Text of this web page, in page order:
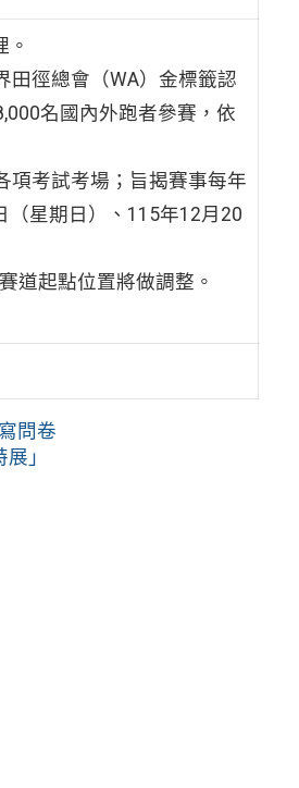
田徑總會（WA）金標籤認
名國內外跑者參賽，依
項考試考場；旨揭賽事每年
（星期日）、115年12月20
道起點位置將做調整。
問卷
」